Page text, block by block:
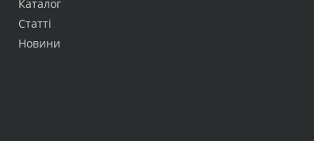
Каталог
Статті
Новини